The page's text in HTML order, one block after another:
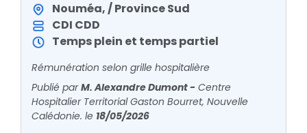
Nouméa, / Province Sud
CDI CDD
Temps plein et temps partiel
Rémunération selon grille hospitalière
Publié parM. Alexandre Dumont- Centre
Hospitalier Territorial Gaston Bourret, Nouvelle
Calédonie. le 18/05/2026